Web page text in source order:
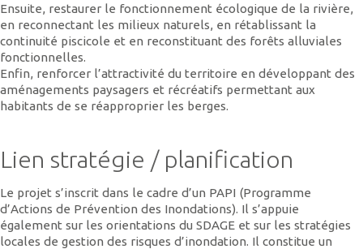
Ensuite, restaurer le fonctionnement écologique de la rivière,
en reconnectant les milieux naturels, en rétablissant la
continuité piscicole et en reconstituant des forêts alluviales
fonctionnelles.
Enfin, renforcer l’attractivité du territoire en développant des
aménagements paysagers et récréatifs permettant aux
habitants de se réapproprier les berges.
Lien stratégie / planification
Le projet s’inscrit dans le cadre d’un PAPI (Programme
d’Actions de Prévention des Inondations). Il s’appuie
également sur les orientations du SDAGE et sur les stratégies
locales de gestion des risques d’inondation. Il constitue un